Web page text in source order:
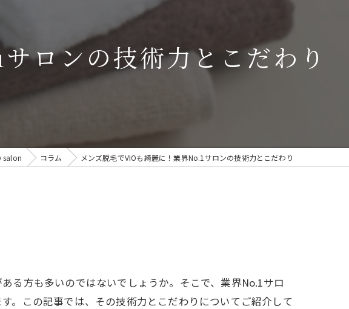
VIO
顔
ロンの技術力とこだわり
salon コラム メンズ脱毛でVIOも綺麗に！業界No.1サロンの技術力とこだわり
る方も多いのではないでしょうか。そこで、業界No.1サロ
。この記事では、その技術力とこだわりについてご紹介して